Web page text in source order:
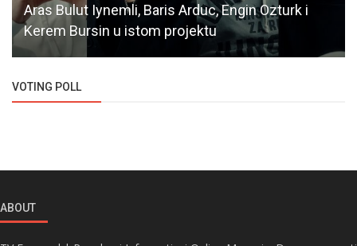
Aras Bulut Iynemli, Baris Arduc, Engin Ozturk i
Kerem Bursin u istom projektu
VOTING POLL
ABOUT